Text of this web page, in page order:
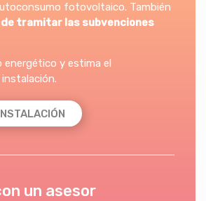
fotovoltaico. También
de tramitar las subvenciones
energético y estima el
un asesor